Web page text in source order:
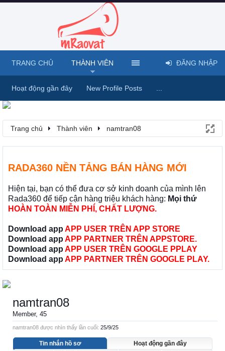
Trang chủ Thành viên namtran08
RADA360 NỀN TẢNG BÁN HÀNG MỚI
Hiện tại, bạn có thể đưa cơ sở kinh doanh của mình lên
Rada360 để tiếp cận hàng triệu khách hàng: Mọi thứ
HOÀN TOÀN MIỄN PHÍ, CHẤT LƯỢNG.
Download app APP USER TRÊN APP STORE
Download app APP PARTNER TRÊN APPSTORE.
Download app APP USER TRÊN GOOGLE PPLAY
Download app APP PARTNER TRÊN GOOGLE PLAY.
namtran08
Member, 45
namtran08 được nhìn thấy lần cuối: 25/9/25
Tin nhắn hồ sơ
Hoạt động gần đây
TRANG CHỦ THÀNH VIÊN
Hoạt động gần đây New Profile Posts
ĐĂNG NHẬP